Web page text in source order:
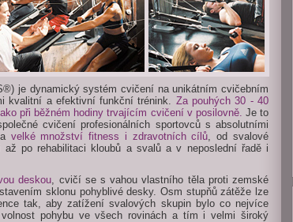
je dynamický systém cvičení na unikátním cvičebním
kvalitní a efektivní funkční trénink. Za pouhých 30 - 40
při běžném hodiny trvajícím cvičení v posilovně. Je to
cvičení profesionálních sportovců s absolutními
velké množství fitness i zdravotních cílů, od svalové
až po rehabilitaci kloubů a svalů a v neposlední řadě i
deskou, cvičí se s vahou vlastního těla proti zemské
sklonu pohyblivé desky. Osm stupňů zátěže lze
tak, aby zatížení svalových skupin bylo co nejvíce
volnost pohybu ve všech rovinách a tím i velmi široký